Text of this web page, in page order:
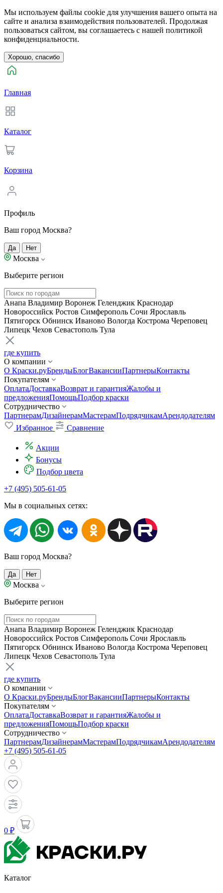
Мы используем файлы cookie для улучшения вашего опыта на
сайте и анализа взаимодействия пользователей. Продолжая
пользоваться сайтом, вы соглашаетесь с нашей политикой
конфиденциальности.
Хорошо, спасибо
Главная
Каталог
Корзина
Профиль
Ваш город Москва?
Да Нет
Москва
Выберите регион
Анапа Владимир Воронеж Геленджик Краснодар
Новороссийск Ростов Симферополь Сочи Ярославль
Пятигорск Обнинск Иваново Вологда Кострома Череповец
Липецк Чехов Севастополь Тула
где купить
О компании
О Краски.руБрендыБлогВакансииПартнерыКонтакты
Покупателям
ОплатаДоставкаВозврат и гарантияЖалобы и
предложенияПомощьПодбор краски
Сотрудничество
ПартнерамДизайнерамМастерамПодрядчикамАрендодателям
Избранное
Сравнение
Акции
Бонусы
Подбор цвета
+7 (495) 505-61-05
Мы в социальных сетях:
Ваш город Москва?
Да Нет
Москва
Выберите регион
Анапа Владимир Воронеж Геленджик Краснодар
Новороссийск Ростов Симферополь Сочи Ярославль
Пятигорск Обнинск Иваново Вологда Кострома Череповец
Липецк Чехов Севастополь Тула
где купить
О компании
О Краски.руБрендыБлогВакансииПартнерыКонтакты
Покупателям
ОплатаДоставкаВозврат и гарантияЖалобы и
предложенияПомощьПодбор краски
Сотрудничество
ПартнерамДизайнерамМастерамПодрядчикамАрендодателям
+7 (495) 505-61-05
0 ₽
Каталог